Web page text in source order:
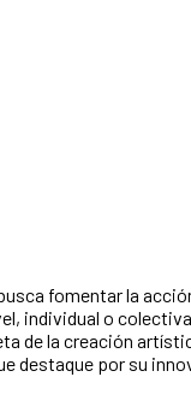
fomentar la
individual o
de la creación
destaque por su